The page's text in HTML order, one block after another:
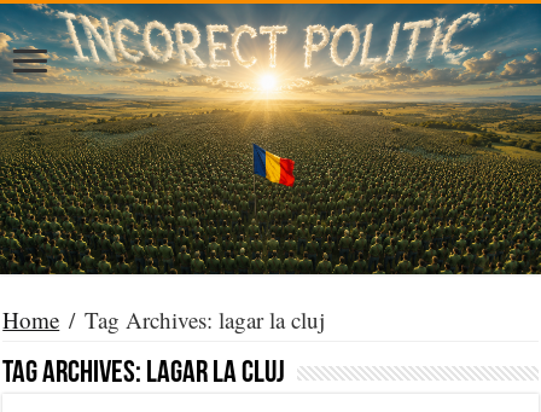
Home / Tag Archives: lagar la cluj
Tag Archives: lagar la cluj